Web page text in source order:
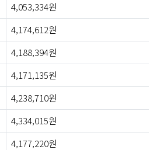
4,053,334원
4,174,612원
4,188,394원
4,171,135원
4,238,710원
4,334,015원
4,177,220원